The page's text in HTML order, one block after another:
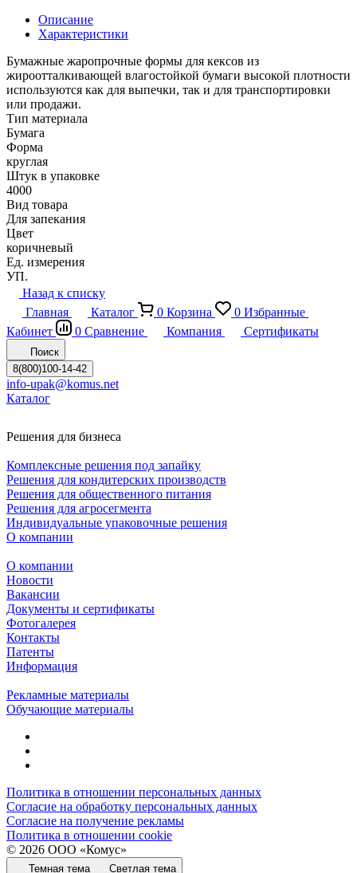
Описание
Характеристики
Бумажные жаропрочные формы для кексов из
жироотталкивающей влагостойкой бумаги высокой плотности
используются как для выпечки, так и для транспортировки
или продажи.
Тип материала
Бумага
Форма
круглая
Штук в упаковке
4000
Вид товара
Для запекания
Цвет
коричневый
Ед. измерения
УП.
Назад к списку
Главная
Каталог 0 Корзина 0 Избранные
Кабинет
0 Сравнение Компания Сертификаты
Поиск
8(800)100-14-42
info-upak@komus.net
Каталог
Решения для бизнеса
Комплексные решения под запайку
Решения для кондитерских производств
Решения для общественного питания
Решения для агросегмента
Индивидуальные упаковочные решения
О компании
О компании
Новости
Вакансии
Документы и сертификаты
Фотогалерея
Контакты
Патенты
Информация
Рекламные материалы
Обучающие материалы
Политика в отношении персональных данных
Согласие на обработку персональных данных
Согласие на получение рекламы
Политика в отношении cookie
© 2026 ООО «Комус»
Темная тема Светлая тема